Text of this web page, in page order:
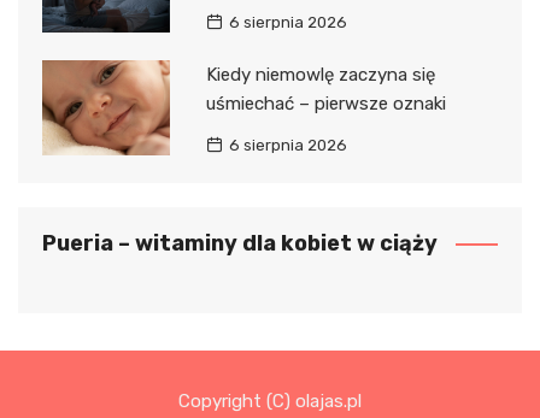
6 sierpnia 2026
Kiedy niemowlę zaczyna się
uśmiechać – pierwsze oznaki
6 sierpnia 2026
Pueria – witaminy dla kobiet w ciąży
Copyright (C) olajas.pl